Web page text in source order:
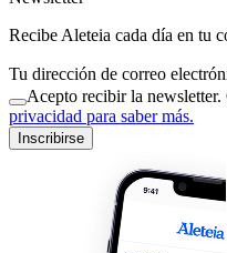
Recibe Aleteia cada día en tu
Tu dirección de correo
Acepto recibir la newsletter.
privacidad para saber más.
Inscribirse